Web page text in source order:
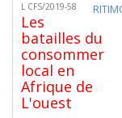
L CFS/2019-58
Les
batailles du
consommer
local en
Afrique de
L'ouest